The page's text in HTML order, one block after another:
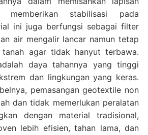
memberikan stabilisasi pada
ini juga berfungsi sebagai filter
air mengalir lancar namun tetap
tanah agar tidak hanyut terbawa.
daya tahannya yang tinggi
dan lingkungan yang keras.
pemasangan geotextile non
dan tidak memerlukan peralatan
dengan material tradisional,
lebih efisien, tahan lama, dan